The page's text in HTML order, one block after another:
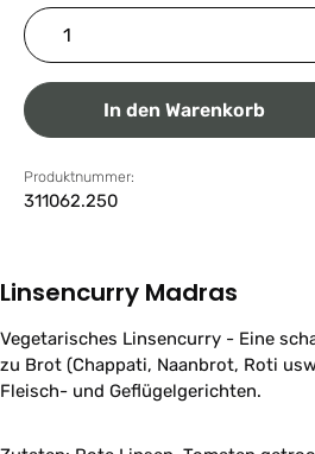
Produkt Anzahl: Gib den
In den Warenkorb
Produktnummer:
311062.250
Linsencurry Madras
Vegetarisches Linsencurry - Eine
zu Brot (Chappati, Naanbrot, Roti
Fleisch- und Geflügelgerichten.